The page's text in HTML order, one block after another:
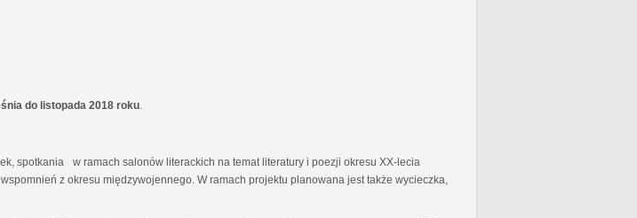
do listopada 2018 roku
spotkania w ramach salonów literackich na temat literatury i poezji okresu XX-lecia
z okresu międzywojennego. W ramach projektu planowana jest także wycieczka,